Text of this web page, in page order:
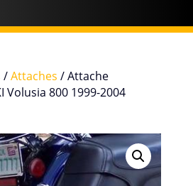
/Attaches / Attache
Volusia 800 1999-2004